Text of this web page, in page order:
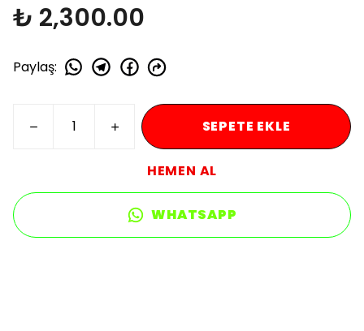
₺ 2,300.00
Paylaş:
SEPETE EKLE
HEMEN AL
WHATSAPP